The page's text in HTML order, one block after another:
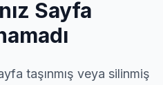
Sayfa
taşınmış veya silinmiş